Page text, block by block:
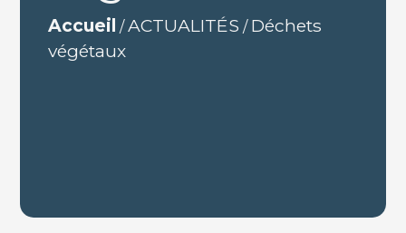
Accueil /ACTUALITÉS / Déchets
végétaux